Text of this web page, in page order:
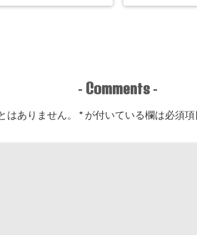
- Comments -
はありません。 *が付いている欄は必須項